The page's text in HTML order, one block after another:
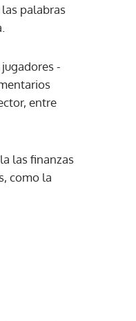
palabras
-
entre
las finanzas
como la